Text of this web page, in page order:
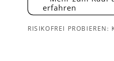
erfahren
RISIKOFREI PROBIEREN: